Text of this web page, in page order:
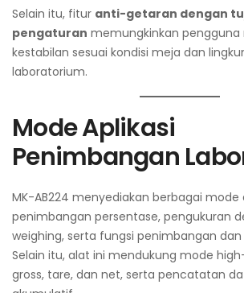
Selain itu, fitur anti-getaran dengan
pengaturan memungkinkan pengguna
kestabilan sesuai kondisi meja dan
laboratorium.
Mode Aplikasi
Penimbangan
MK-AB224 menyediakan berbagai mode
penimbangan persentase, pengukuran
weighing, serta fungsi penimbangan
Selain itu, alat ini mendukung mode
gross, tare, dan net, serta pencatatan